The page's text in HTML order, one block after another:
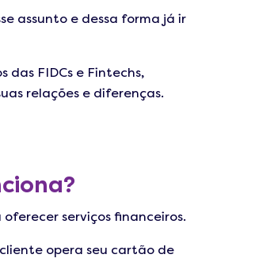
assunto e dessa forma já ir
das FIDCs e Fintechs,
relações e diferenças.
serviços financeiros.
opera seu cartão de